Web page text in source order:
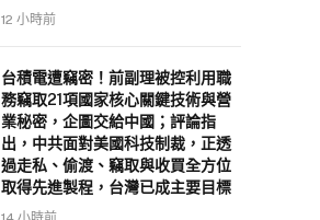
12 小時前
台積電遭竊密！前副理被控利用職
務竊取21項國家核心關鍵技術與營
業秘密，企圖交給中國；評論指
出，中共面對美國科技制裁，正透
過走私、偷渡、竊取與收買全方位
取得先進製程，台灣已成主要目標